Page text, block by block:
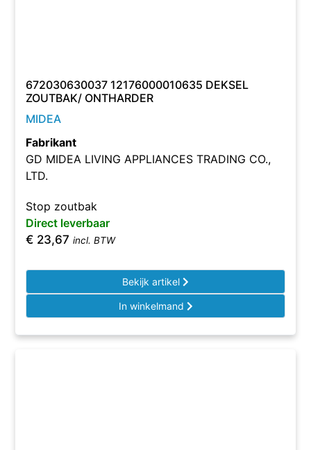
672030630037 12176000010635 DEKSEL
ZOUTBAK/ ONTHARDER
MIDEA
Fabrikant
GD MIDEA LIVING APPLIANCES TRADING CO.,
LTD.
Stop zoutbak
Direct leverbaar
€ 23,67 incl. BTW
Bekijk artikel
In winkelmand